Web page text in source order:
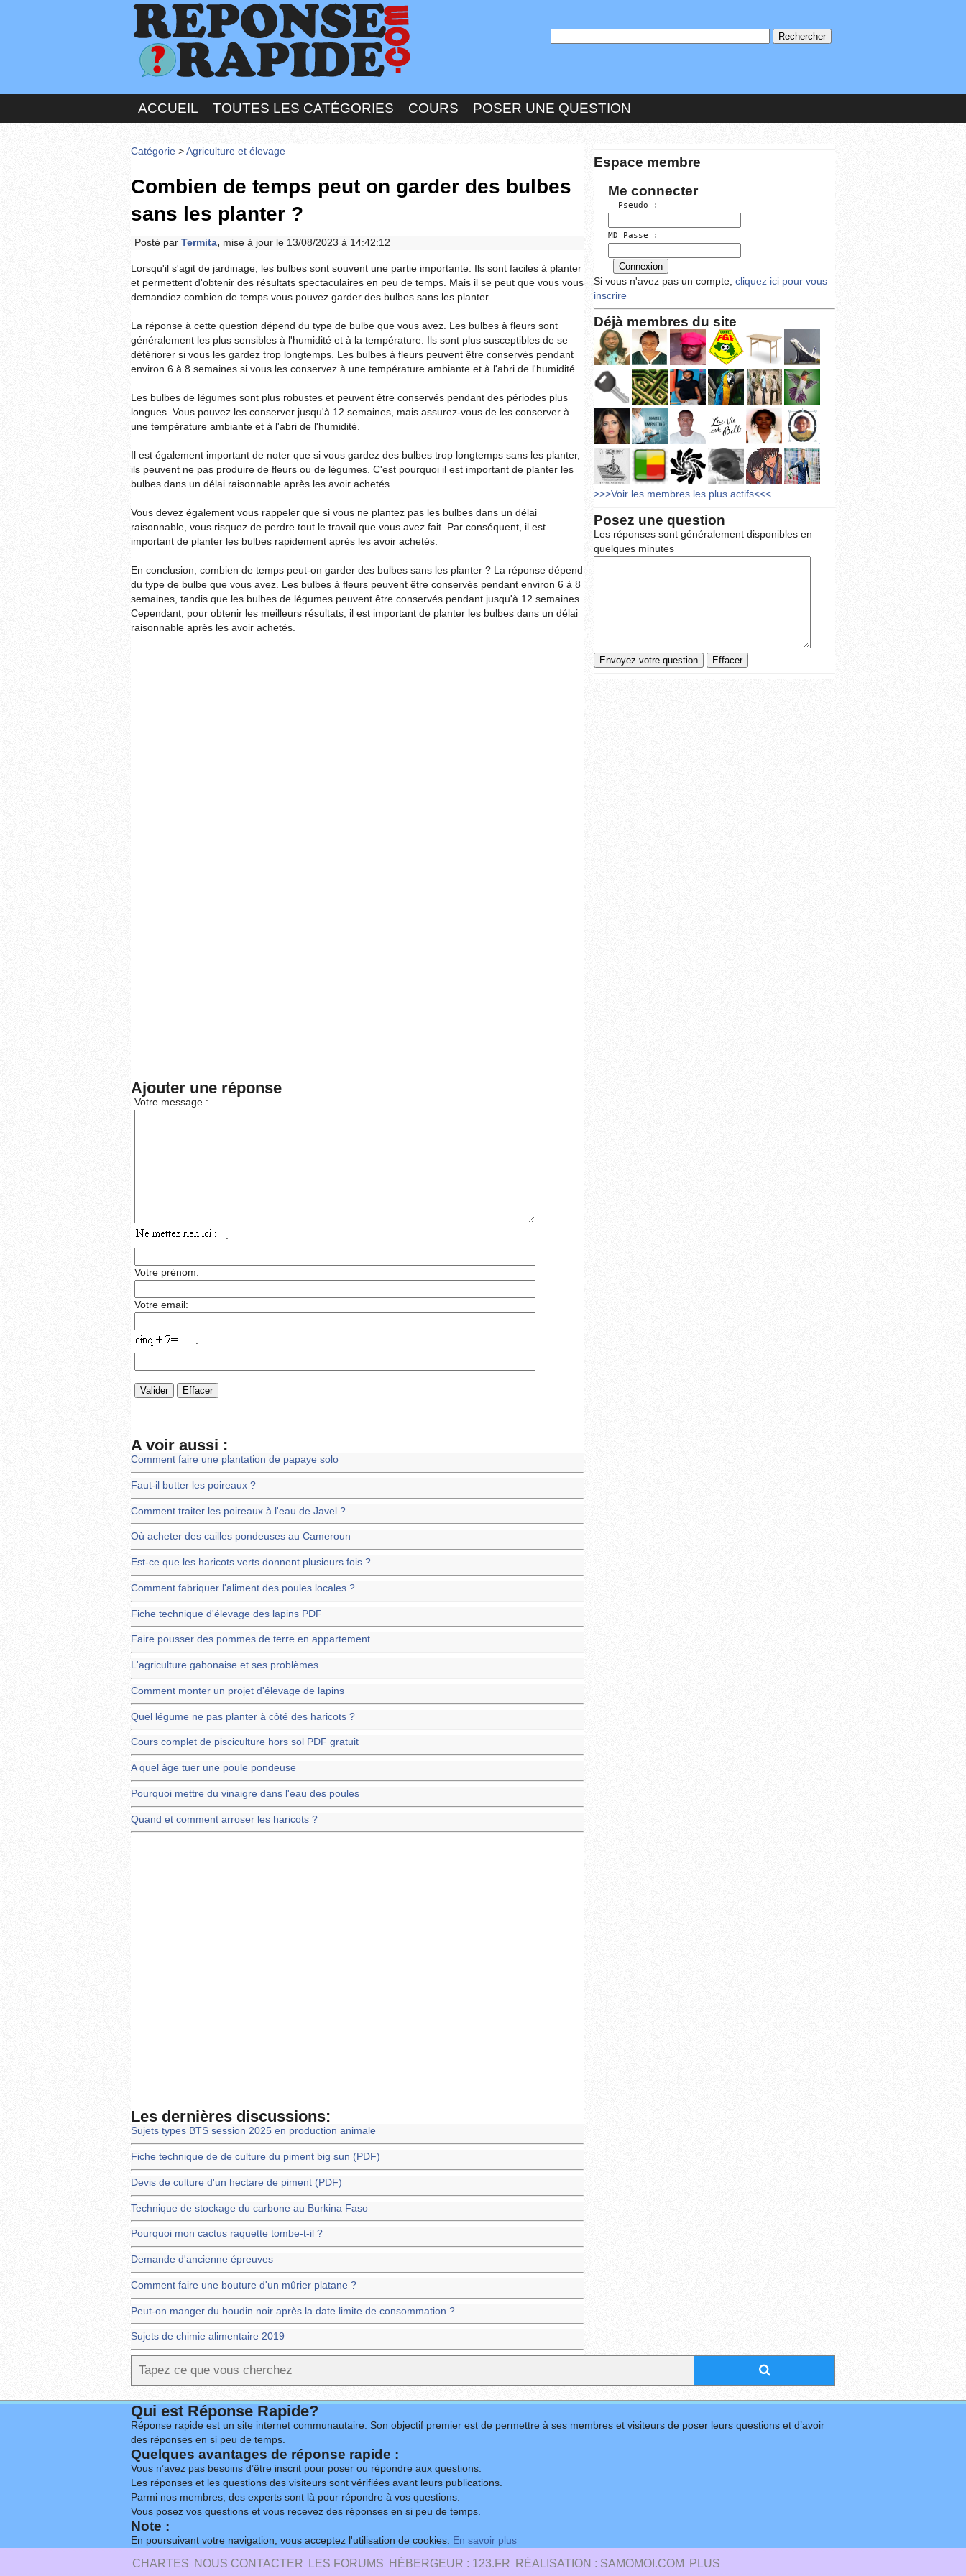
ACCUEIL TOUTES LES CATÉGORIES COURS POSER UNE QUESTION
Catégorie > Agriculture et élevage
Combien de temps peut on garder des bulbes
sans les planter ?
Posté par Termita, mise à jour le 13/08/2023 à 14:42:12
Lorsqu'il s'agit de jardinage, les bulbes sont souvent une partie importante. Ils sont faciles à planter
et permettent d'obtenir des résultats spectaculaires en peu de temps. Mais il se peut que vous vous
demandiez combien de temps vous pouvez garder des bulbes sans les planter.
La réponse à cette question dépend du type de bulbe que vous avez. Les bulbes à fleurs sont
généralement les plus sensibles à l'humidité et à la température. Ils sont plus susceptibles de se
détériorer si vous les gardez trop longtemps. Les bulbes à fleurs peuvent être conservés pendant
environ 6 à 8 semaines si vous les conservez à une température ambiante et à l'abri de l'humidité.
Les bulbes de légumes sont plus robustes et peuvent être conservés pendant des périodes plus
longues. Vous pouvez les conserver jusqu'à 12 semaines, mais assurez-vous de les conserver à
une température ambiante et à l'abri de l'humidité.
Il est également important de noter que si vous gardez des bulbes trop longtemps sans les planter,
ils peuvent ne pas produire de fleurs ou de légumes. C'est pourquoi il est important de planter les
bulbes dans un délai raisonnable après les avoir achetés.
Vous devez également vous rappeler que si vous ne plantez pas les bulbes dans un délai
raisonnable, vous risquez de perdre tout le travail que vous avez fait. Par conséquent, il est
important de planter les bulbes rapidement après les avoir achetés.
En conclusion, combien de temps peut-on garder des bulbes sans les planter ? La réponse dépend
du type de bulbe que vous avez. Les bulbes à fleurs peuvent être conservés pendant environ 6 à 8
semaines, tandis que les bulbes de légumes peuvent être conservés pendant jusqu'à 12 semaines.
Cependant, pour obtenir les meilleurs résultats, il est important de planter les bulbes dans un délai
raisonnable après les avoir achetés.
Ajouter une réponse
Votre message :
:
Votre prénom:
Votre email:
:
A voir aussi :
Comment faire une plantation de papaye solo
Faut-il butter les poireaux ?
Comment traiter les poireaux à l'eau de Javel ?
Où acheter des cailles pondeuses au Cameroun
Est-ce que les haricots verts donnent plusieurs fois ?
Comment fabriquer l'aliment des poules locales ?
Fiche technique d'élevage des lapins PDF
Faire pousser des pommes de terre en appartement
L'agriculture gabonaise et ses problèmes
Comment monter un projet d'élevage de lapins
Quel légume ne pas planter à côté des haricots ?
Cours complet de pisciculture hors sol PDF gratuit
A quel âge tuer une poule pondeuse
Pourquoi mettre du vinaigre dans l'eau des poules
Quand et comment arroser les haricots ?
Les dernières discussions:
Sujets types BTS session 2025 en production animale
Fiche technique de de culture du piment big sun (PDF)
Devis de culture d'un hectare de piment (PDF)
Technique de stockage du carbone au Burkina Faso
Pourquoi mon cactus raquette tombe-t-il ?
Demande d'ancienne épreuves
Comment faire une bouture d'un mûrier platane ?
Peut-on manger du boudin noir après la date limite de consommation ?
Sujets de chimie alimentaire 2019
Espace membre
Me connecter
  Pseudo :
MD Passe :
Si vous n'avez pas un compte, cliquez ici pour vous
inscrire
Déjà membres du site
>>>Voir les membres les plus actifs<<<
Posez une question
Les réponses sont généralement disponibles en
quelques minutes
Qui est Réponse Rapide?
Réponse rapide est un site internet communautaire. Son objectif premier est de permettre à ses membres et visiteurs de poser leurs questions et d’avoir
des réponses en si peu de temps.
Quelques avantages de réponse rapide :
Vous n’avez pas besoins d’être inscrit pour poser ou répondre aux questions.
Les réponses et les questions des visiteurs sont vérifiées avant leurs publications.
Parmi nos membres, des experts sont là pour répondre à vos questions.
Vous posez vos questions et vous recevez des réponses en si peu de temps.
Note :
En poursuivant votre navigation, vous acceptez l'utilisation de cookies. En savoir plus
CHARTES NOUS CONTACTER LES FORUMS HÉBERGEUR : 123.FR RÉALISATION : SAMOMOI.COM PLUS .